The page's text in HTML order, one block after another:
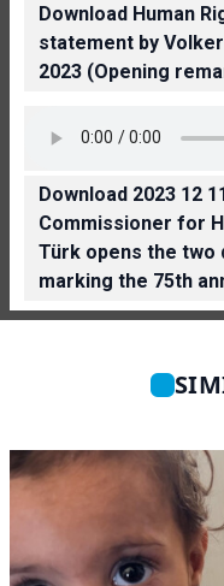
Download Human
statement by
2023 (Opening
Download 2023 12
Commissioner for
Türk opens the two
marking the 75th